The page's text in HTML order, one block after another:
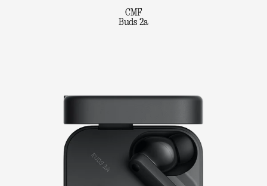
CMF
Buds 2a